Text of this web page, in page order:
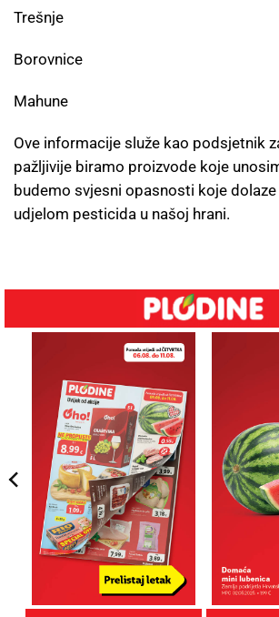
Trešnje
Borovnice
Mahune
Ove informacije služe kao podsjetnik
pažljivije biramo proizvode koje
budemo svjesni opasnosti koje
udjelom pesticida u našoj hrani.